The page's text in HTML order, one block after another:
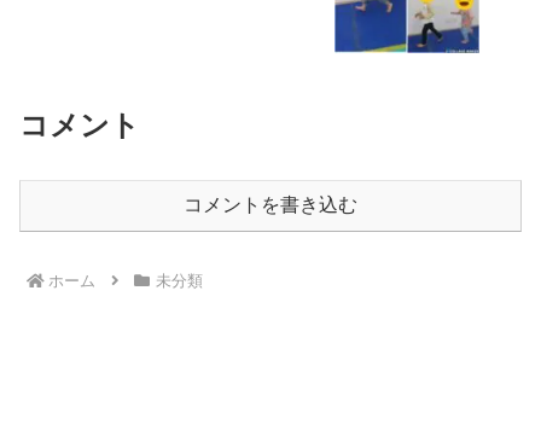
コメント
コメントを書き込む
ホーム 未分類